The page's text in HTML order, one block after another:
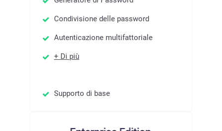
Condivisione delle password
Autenticazione multifattoriale
+ Di più
Supporto di base